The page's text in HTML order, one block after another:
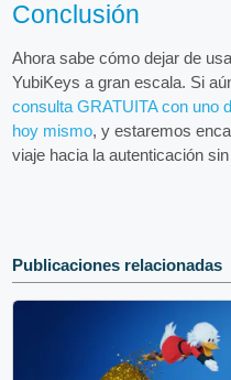
Conclusión
Ahora sabe cómo dejar de
YubiKeys a gran escala. Si
consulta GRATUITA con uno
hoy mismo, y estaremos
viaje hacia la autenticación
Publicaciones relacionadas